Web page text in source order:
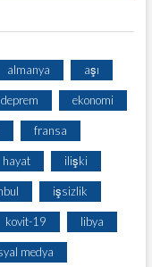
almanya aşı
deprem ekonomi
fransa
hayat ilişki
işsizlik
kovit-19 libya
medya